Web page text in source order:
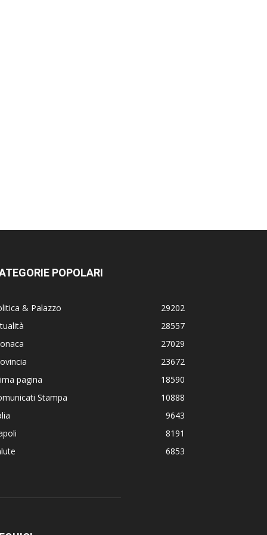
POPOLARI
& Palazzo
29202
28557
27029
23672
pagina
18590
Stampa
10888
9643
8191
6853